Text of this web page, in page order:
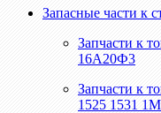
Запасные части к
Запчасти к
16А20Ф3
Запчасти к
1525 1531